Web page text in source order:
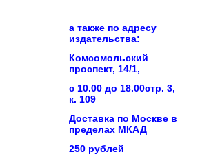
а также по адресу
издательства:
Комсомольский
проспект, 14/1,
с 10.00 до 18.00стр. 3,
к. 109
Доставка по Москве в
пределах МКАД
250 рублей